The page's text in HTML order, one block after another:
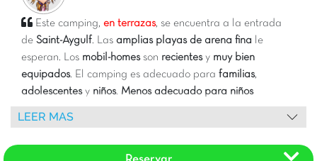
Este camping, en terrazas, se encuentra a la entrada
de Saint-Aygulf . Las amplias playas de arena fina le
esperan. Los mobil-homesson recientesy muy bien
equipados. El camping es adecuado para familias,
adolescentesy niños. Menos adecuado para niños
pequeños o personas con movilidad reducida, ya que est
LEER MAS